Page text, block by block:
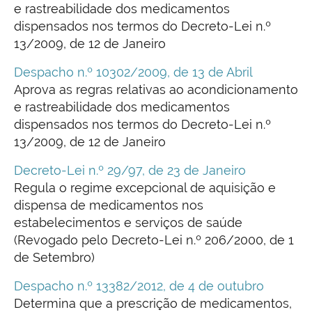
e rastreabilidade dos medicamentos
dispensados nos termos do Decreto-Lei n.º
13/2009, de 12 de Janeiro
Despacho n.º 10302/2009, de 13 de Abril
Aprova as regras relativas ao acondicionamento
e rastreabilidade dos medicamentos
dispensados nos termos do Decreto-Lei n.º
13/2009, de 12 de Janeiro
Decreto-Lei n.º 29/97, de 23 de Janeiro
Regula o regime excepcional de aquisição e
dispensa de medicamentos nos
estabelecimentos e serviços de saúde
(Revogado pelo Decreto-Lei n.º 206/2000, de 1
de Setembro)
Despacho n.º 13382/2012, de 4 de outubro
Determina que a prescrição de medicamentos,